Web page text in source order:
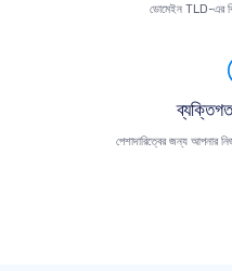
ডোমেইন TLD-এর
পেশাদারিত্বের জন্য আপনার